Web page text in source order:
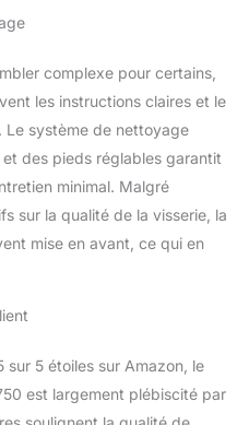
complexe pour certains,
les instructions claires et le
Le système de nettoyage
des pieds réglables garantit
minimal. Malgré
sur la qualité de la visserie, la
mise en avant, ce qui en
sur 5 étoiles sur Amazon, le
est largement plébiscité par